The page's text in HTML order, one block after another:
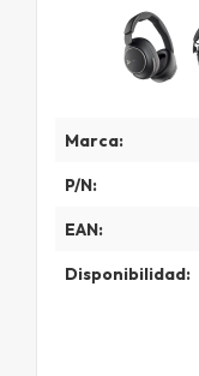
Marca:
P/N:
EAN:
Disponibilidad: